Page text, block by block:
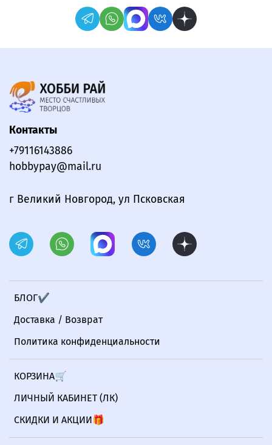
БЛОГ✔
Доставка / Возврат
Политика конфиденциальности
КОРЗИНА🛒
ЛИЧНЫЙ КАБИНЕТ (ЛК)
СКИДКИ И АКЦИИ🎁
Контакты
+79116143886
hobbypay@mail.ru
г Великий Новгород, ул Псковская